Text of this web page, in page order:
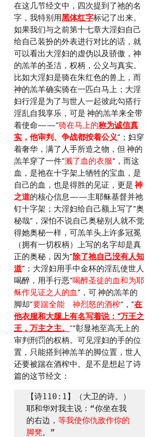
在这几节经文中，四次提到了祂的名
字，我特别用黑体红字标记了出来。
如果我们与之前第十七章大淫妇自己
给自己装扮的外表进行对比的话，就
可以看出大淫妇的虚伪以及骄傲，神
的羔羊的圣洁，权柄，公义与真实。
比如大淫妇是骑在朱红色的兽上，而
神的羔羊确实骑在一匹白马上；大淫
妇行淫是为了与世人一起彼此勾搭行
淫乱自我享乐，可是 神的羔羊来全带
着使命——”骑在马上的称为诚信真
实 ，他审判、争战都按着公义“；妇穿
着奢华，满了人手所造之物，但 神的
羔羊穿了一件”溅了血的衣服“，而这
血，是祂在十字架上牺牲的宝血，是
自己的血，也是得胜的见证，更是 神
之道的核心信息——主耶稣基督并祂
钉十字架；大淫妇给自己额上写了”奥
秘哉“，深怕不说自己奥秘别人就不觉
得她奥秘一样，可羔羊头上许多冠冕
（拥有一切权柄）上写的名字却是真
正的奥秘，因为”除了祂自己没有人知
道“；大淫妇用手中金杯的淫乱使世人
喝醉，用手行恶“喝醉圣徒的血和为耶
稣作见证之人的血”，可 神的羔羊的
脚却”要踹全能　神烈怒的酒榨“，”在
他衣服和大腿上有名写着说：“万王之
王，万主之主。 ”“彰显祂至高无上的
审判刑罚的权柄。可见淫妇的手的位
置，只能搭到神羔羊的脚位置，世人
还要被踹在酒榨中。是不是想起了诗
篇的这节经文：
【诗110:1】（大卫的诗。）
耶和华对我主说：“你坐在我
的右边， 等我使你仇敌作你的
脚凳。”